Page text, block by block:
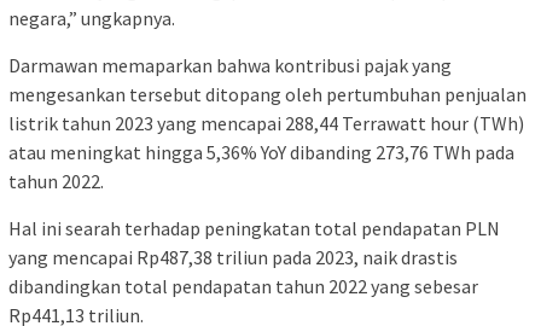
negara,” ungkapnya.
Darmawan memaparkan bahwa kontribusi pajak yang
mengesankan tersebut ditopang oleh pertumbuhan penjualan
listrik tahun 2023 yang mencapai 288,44 Terrawatt hour (TWh)
atau meningkat hingga 5,36% YoY dibanding 273,76 TWh pada
tahun 2022.
Hal ini searah terhadap peningkatan total pendapatan PLN
yang mencapai Rp487,38 triliun pada 2023, naik drastis
dibandingkan total pendapatan tahun 2022 yang sebesar
Rp441,13 triliun.